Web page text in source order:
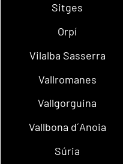
Sitges
Orpí
Vilalba Sasserra
Vallromanes
Vallgorguina
Vallbona d´Anoia
Súria